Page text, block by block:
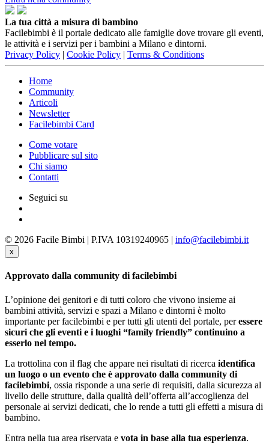
La tua città a misura di bambino
Facilebimbi è il portale dedicato alle famiglie dove trovare gli eventi,
le attività e i servizi per i bambini a Milano e dintorni.
Privacy Policy | Cookie Policy | Terms & Conditions
Home
Community
Articoli
Newsletter
Facilebimbi Card
Come votare
Pubblicare sul sito
Chi siamo
Contatti
Seguici su
© 2026 Facile Bimbi | P.IVA 10319240965 | info@facilebimbi.it
x
Approvato dalla community di facilebimbi
L’opinione dei genitori e di tutti coloro che vivono insieme ai
bambini attività, servizi e spazi a Milano e dintorni è molto
importante per facilebimbi e per tutti gli utenti del portale, peressere
sicuri che gli eventi e i luoghi “family friendly” continuino a
esserlo nel tempo.
La trottolina con il flag che appare nei risultati di ricerca identifica
un luogo o un evento che è approvato dalla community di
facilebimbi, ossia risponde a una serie di requisiti, dalla sicurezza al
livello delle strutture, dalla qualità dell’offerta all’accoglienza del
personale ai servizi dedicati, che lo rende a tutti gli effetti a misura di
bambino.
Entra nella tua area riservata e vota in base alla tua esperienza.